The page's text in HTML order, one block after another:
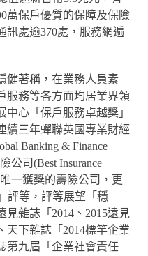
萬保戶優質的保障及保險
訊處逾370處，服務網遍
健著稱，在業務人員素
服務等各方面均居業界領
中心「保戶服務卓越獎」
續三年蟬聯英國專業財經
Banking & Finance
公司(Best Insurance
一獲獎的壽險公司，更
評等，評等展望「穩
雜誌「2014、2015遠見
天下雜誌「2014標竿企業
第九屆「企業社會責任